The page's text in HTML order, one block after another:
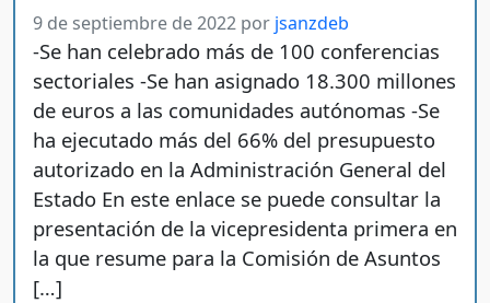
9 de septiembre de 2022 por jsanzdeb
-Se han celebrado más de 100 conferencias
sectoriales -Se han asignado 18.300 millones
de euros a las comunidades autónomas -Se
ha ejecutado más del 66% del presupuesto
autorizado en la Administración General del
Estado En este enlace se puede consultar la
presentación de la vicepresidenta primera en
la que resume para la Comisión de Asuntos
[…]